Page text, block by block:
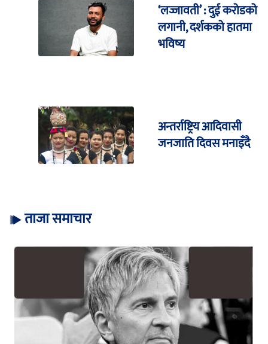
‘लज्जावती’ : दुई करोडको
लगानी, दर्शकको हातमा
भविष्य
अन्तर्राष्ट्रिय आदिवासी
जनजाति दिवस मनाइँदै
ताजा समाचार